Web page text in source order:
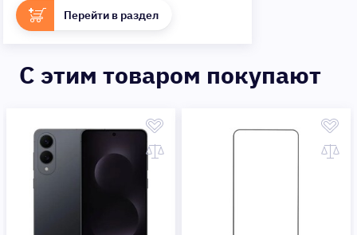
Перейти в раздел
C этим товаром покупают